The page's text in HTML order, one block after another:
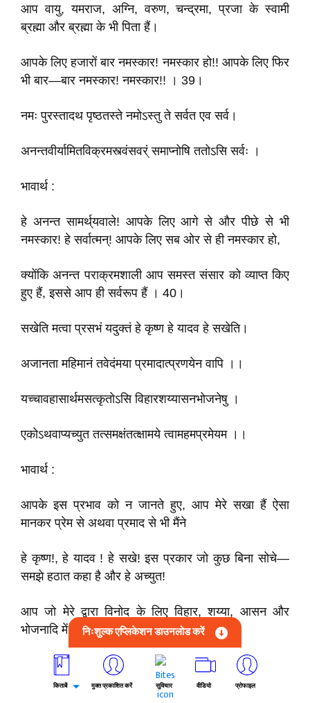
आप वायु, यमराज, अग्नि, वरुण, चन्द्रमा, प्रजा के स्वामी
ब्रह्मा और ब्रह्मा के भी पिता हैं।
आपके लिए हजारों बार नमस्कार! नमस्कार हो!! आपके लिए फिर
भी बार—बार नमस्कार! नमस्कार!! । 39।
नमः पुरस्तादथ पृष्ठतस्ते नमोऽस्तु ते सर्वत एव सर्व।
अनन्तवीर्यामितविक्रमस्त्वंसवर्ं समाप्नोषि ततोऽसि सर्वः ।
भावार्थ :
हे अनन्त सामर्थ्‌यवाले! आपके लिए आगे से और पीछे से भी
नमस्कार! हे सर्वात्मन्! आपके लिए सब ओर से ही नमस्कार हो,
क्योंकि अनन्त पराक्रमशाली आप समस्त संसार को व्याप्त किए
हुए हैं, इससे आप ही सर्वरूप हैं । 40।
सखेति मत्वा प्रसभं यदुक्तं हे कृष्ण हे यादव हे सखेति।
अजानता महिमानं तवेदंमया प्रमादात्प्रणयेन वापि ।।
यच्चावहासार्थमसत्कृतोऽसि विहारशय्यासनभोजनेषु ।
एकोऽथवाप्यच्युत तत्समक्षंतत्क्षामये त्वामहमप्रमेयम ।।
भावार्थ :
आपके इस प्रभाव को न जानते हुए, आप मेरे सखा हैं ऐसा
मानकर प्रेम से अथवा प्रमाद से भी मैंने
हे कृष्ण!, हे यादव ! हे सखे! इस प्रकार जो कुछ बिना सोचे—
समझे हठात कहा है और हे अच्युत!
आप जो मेरे द्वारा विनोद के लिए विहार, शय्या, आसन और
भोजनादि में अकेले अथवा उन सखाओं के सामने भी
अपमानित किए गए हैं— वह सब अपराध अप्रमेयस्वरूप अर्थात
अचिन्त्य प्रभाव वाले आपसे मैं क्षमा करवाता हूँ । 41—42।
निःशुल्क एप्लिकेशन डाउनलोड करें
किताबें मुक्त प्रकाशित करें सुविचार वीडियो प्रोफाइल